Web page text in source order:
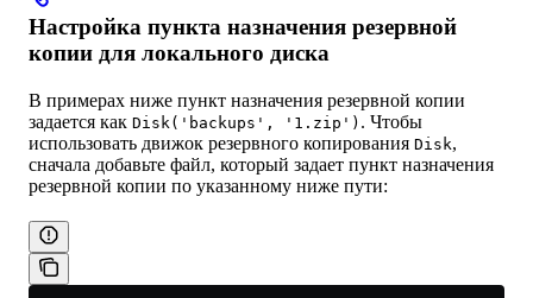
Настройка пункта назначения резервной
копии для локального диска
В примерах ниже пункт назначения резервной копии
задается как Disk('backups', '1.zip') . Чтобы
использовать движок резервного копирования Disk,
сначала добавьте файл, который задает пункт назначения
резервной копии по указанному ниже пути: